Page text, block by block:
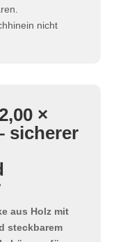
nicht
×
sicherer
aus Holzmit
steckbarem